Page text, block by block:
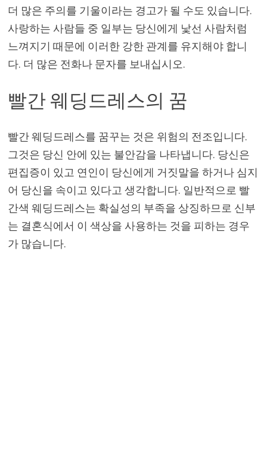
더 많은 주의를 기울이라는 경고가 될 수도 있습니다.
사랑하는 사람들 중 일부는 당신에게 낯선 사람처럼
느껴지기 때문에 이러한 강한 관계를 유지해야 합니
다. 더 많은 전화나 문자를 보내십시오.
빨간 웨딩드레스의 꿈
빨간 웨딩드레스를 꿈꾸는 것은 위험의 전조입니다.
그것은 당신 안에 있는 불안감을 나타냅니다. 당신은
편집증이 있고 연인이 당신에게 거짓말을 하거나 심지
어 당신을 속이고 있다고 생각합니다. 일반적으로 빨
간색 웨딩드레스는 확실성의 부족을 상징하므로 신부
는 결혼식에서 이 색상을 사용하는 것을 피하는 경우
가 많습니다.